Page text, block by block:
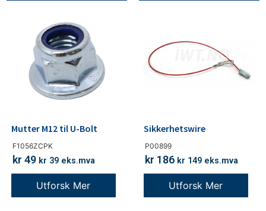
F1056ZCPK
Mutter M12 til U-Bolt
kr 49 kr 39 eks.mva
Utforsk Mer
P00899
Sikkerhetswire
kr 186 kr 149 eks.mva
Utforsk Mer